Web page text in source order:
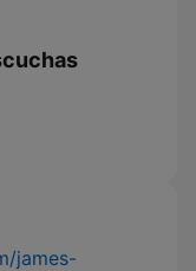
james-